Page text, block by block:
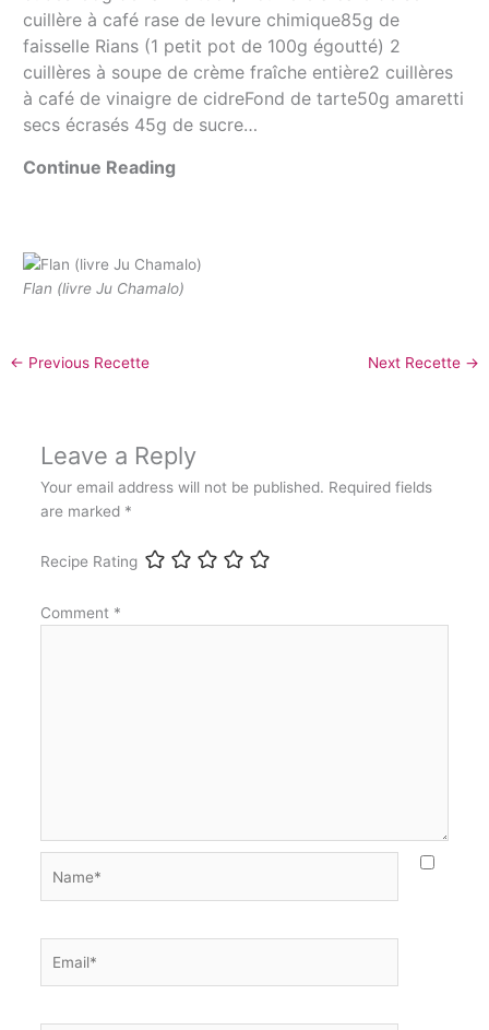
cuillère à café rase de levure chimique85g de
faisselle Rians (1 petit pot de 100g égoutté) 2
cuillères à soupe de crème fraîche entière2 cuillères
à café de vinaigre de cidreFond de tarte50g amaretti
secs écrasés 45g de sucre…
Continue Reading
Flan (livre Ju Chamalo)
← Previous Recette Next Recette →
Leave a Reply
Your email address will not be published. Required fields
are marked *
Recipe Rating
Comment *